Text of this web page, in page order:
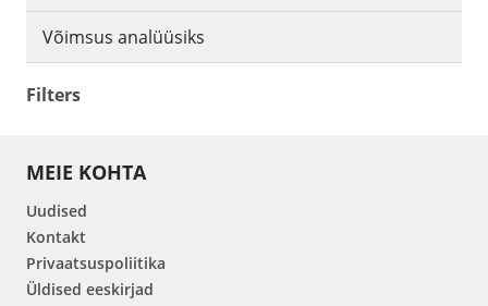
Võimsus analüüsiks
Filters
MEIE KOHTA
Uudised
Kontakt
Privaatsuspoliitika
Üldised eeskirjad